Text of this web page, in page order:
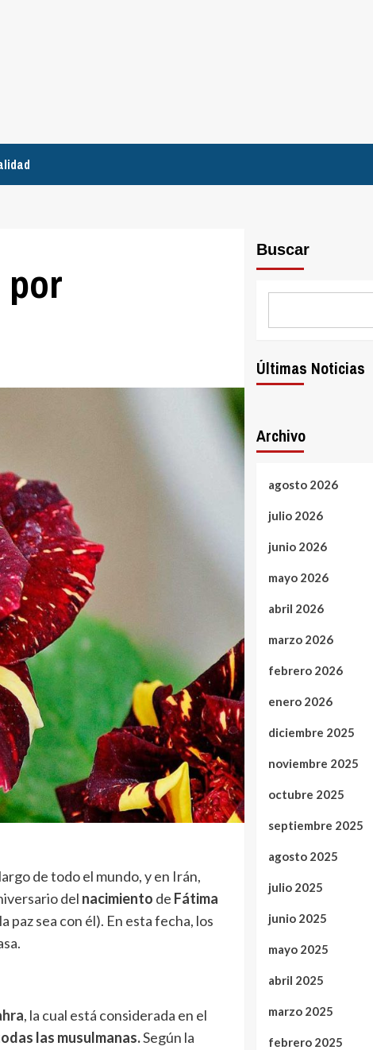
por
de todo el mundo, y en Irán,
del nacimiento de Fátima
paz sea con él). En esta fecha, los
, la cual está considerada en el
las musulmanas.Según la
Buscar
Últimas Noticias
Archivo
agosto 2026
julio 2026
junio 2026
mayo 2026
abril 2026
marzo 2026
febrero 2026
enero 2026
diciembre 2025
noviembre 2025
octubre 2025
septiembre 2025
agosto 2025
julio 2025
junio 2025
mayo 2025
abril 2025
marzo 2025
febrero 2025